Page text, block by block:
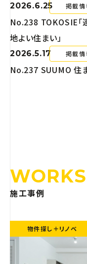
2026.6.25 掲載情
No.238 TOKOSIE「
地よい住まい」
2026.5.17 掲載情
No.237 SUUMO 住
WORKS
施工事例
物件探し＋リノベ